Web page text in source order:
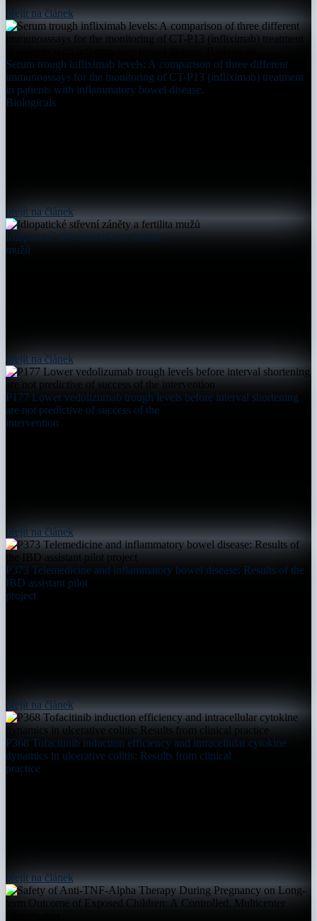
přejít na článek
Serum trough infliximab levels: A comparison of three different
immunoassays for the monitoring of CT-P13 (infliximab) treatment
in patients with inflammatory bowel disease.
Biologicals
přejít na článek
Idiopatické střevní záněty a fertilita
mužů
přejít na článek
P177 Lower vedolizumab trough levels before interval shortening
are not predictive of success of the
intervention
přejít na článek
P373 Telemedicine and inflammatory bowel disease: Results of the
IBD assistant pilot
project
přejít na článek
P368 Tofacitinib induction efficiency and intracellular cytokine
dynamics in ulcerative colitis: Results from clinical
practice
přejít na článek